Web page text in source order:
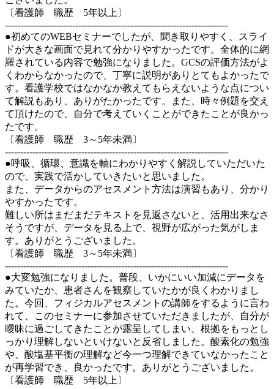
〔看護師 職歴 5年以上〕
-------------------------------------------------------------------------
●初めてのWEBセミナーでしたが、聞き取りやすく、スライ
ドが大きな画面で見れて分かりやすかったです。全体的に網
羅されている内容で勉強になりました。GCSの評価方法がよ
くわからなかったので、丁寧に説明がありとてもよかったで
す。看護学校ではなかなか教えてもらえないような点につい
て解説もあり、ありがたかったです。また、時々例題を交え
て頂けたので、自分で考えていくことができたことが良かっ
たです。
〔看護師 職歴 3～5年未満〕
-------------------------------------------------------------------------
●呼吸、循環、意識を軸にわかりやすく解説していただいた
ので、実践で活かしていきたいと思いました。
また、データからのアセスメント方法は演習もあり、分かり
やすかったです。
難しい所はまだまだテキストを見返さないと、活用出来なさ
そうですが、データを見る上で、視野が広がった気がしま
す。ありがとうございました。
〔看護師 職歴 3～5年未満〕
-------------------------------------------------------------------------
●大変勉強になりました。普段、いかにいい加減にデータを
みていたか、患者さんを観察していたかが良くわかりまし
た。今回、フィジカルアセスメントの講師をするように言わ
れて、このセミナーに参加させていただきましたが、自分が
曖昧に過ごしてきたことが露呈してしまい、根拠をもっとし
っかり理解しないといけないと反省しました。酸素化の勉強
や、酸塩基平衡の理解など今一つ理解できていなかったこと
が再学習でき、良かったです。ありがとうございました。
〔看護師 職歴 5年以上〕